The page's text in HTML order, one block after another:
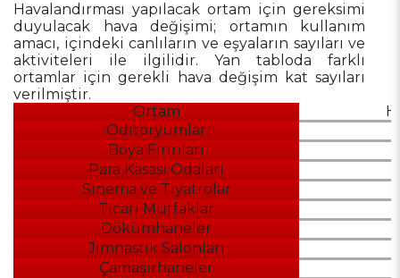
Havalandırması yapılacak ortam için gereksimi
duyulacak hava değişimi; ortamın kullanım
amacı, içindeki canlıların ve eşyaların sayıları ve
aktiviteleri ile ilgilidir. Yan tabloda farklı
ortamlar için gerekli hava değişim kat sayıları
verilmiştir.
Ortam
Oditoryumlar
Boya Fırınları
Para Kasası Odaları
Sinema ve Tiyatrolar
Ticari Mutfaklar
Dökümhaneler
Jimnastik Salonları
Çamaşırhaneler